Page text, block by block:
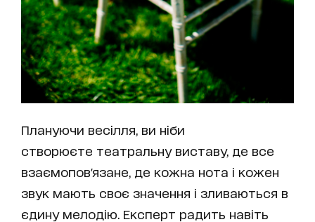
Плануючи весілля, ви ніби
створюєте театральну виставу, де все
взаємопов'язане, де кожна нота і кожен
звук мають своє значення і зливаються в
єдину мелодію. Експерт радить навіть